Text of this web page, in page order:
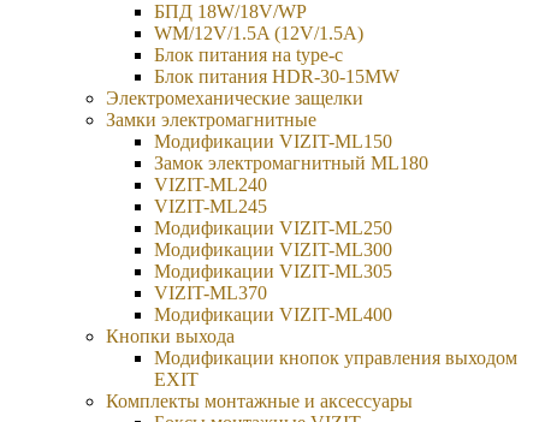
БПД 18W/18V/WP
WM/12V/1.5A (12V/1.5A)
Блок питания на type-c
Блок питания HDR-30-15MW
Электромеханические защелки
Замки электромагнитные
Модификации VIZIT-ML150
Замок электромагнитный ML180
VIZIT-ML240
VIZIT-ML245
Модификации VIZIT-ML250
Модификации VIZIT-ML300
Модификации VIZIT-ML305
VIZIT-ML370
Модификации VIZIT-ML400
Кнопки выхода
Модификации кнопок управления выходом
EXIT
Комплекты монтажные и аксессуары